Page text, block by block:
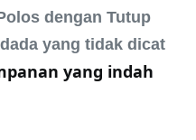
dengan Tutup
yang tidak dicat
yang indah